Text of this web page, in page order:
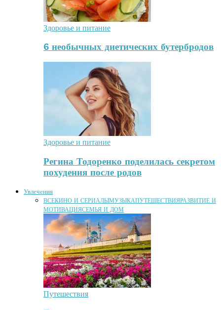
Здоровье и питание
6 необычных диетических бутербродов
Здоровье и питание
Регина Тодоренко поделилась секретом
похудения после родов
Увлечения
ВСЕКИНО И СЕРИАЛЫМУЗЫКАПУТЕШЕСТВИЯРАЗВИТИЕ И
МОТИВАЦИЯСЕМЬЯ И ДОМ
Путешествия